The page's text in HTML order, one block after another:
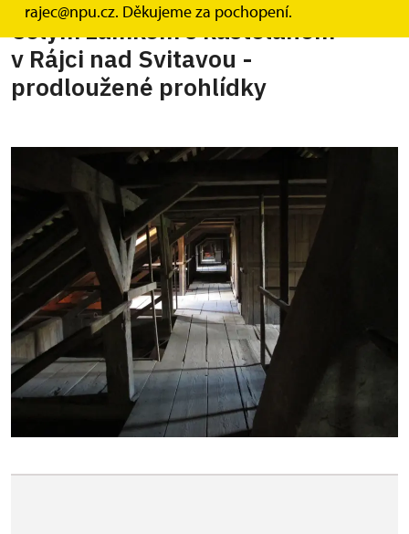
rajec@npu.cz. Děkujeme za pochopení.
Celým zámkem s kastelánem
v Rájci nad Svitavou -
prodloužené prohlídky